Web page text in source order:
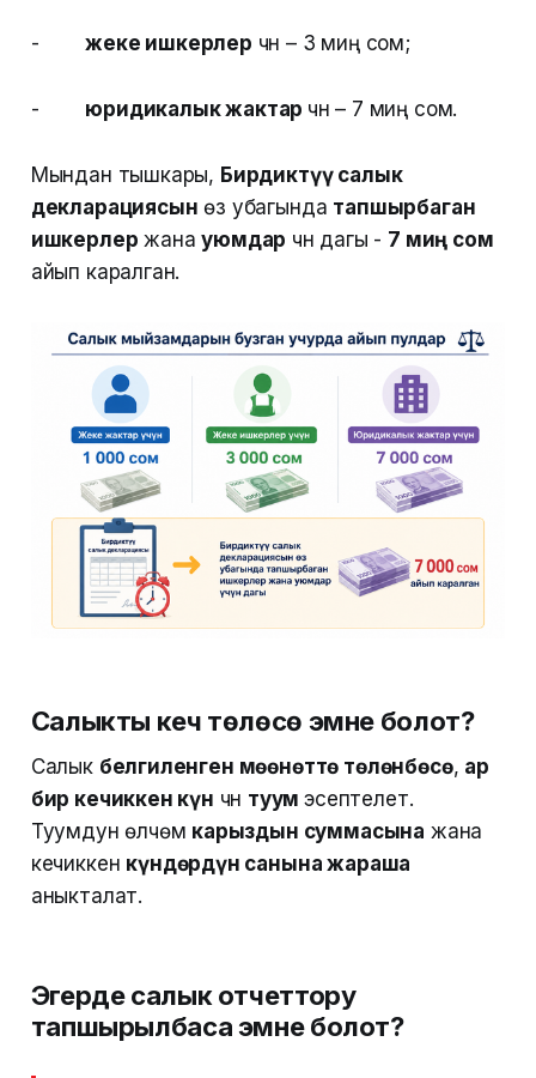
-жеке ишкерлер үчүн – 3 миң сом;
- юридикалык жактар үчүн – 7 миң сом.
Мындан тышкары, Бирдиктүү салык
декларациясын өз убагында тапшырбаган
ишкерлер жанауюмдар үчүн дагы - 7 миң сом
айып каралган.
Салыкты кеч төлөсө эмне болот?
Салык белгиленген мөөнөттө төлөнбөсө, ар
бир кечиккен күн үчүн туумэсептелет.
Туумдун өлчөмү карыздын суммасына жана
кечиккен күндөрдүн санына жараша
аныкталат.
Эгерде салык отчеттору
тапшырылбаса эмне болот?